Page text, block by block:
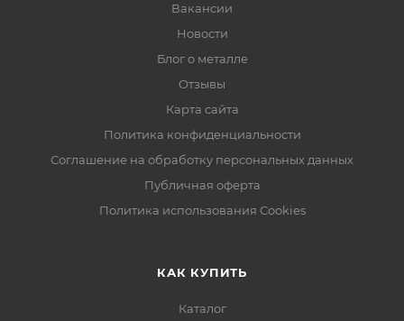
Вакансии
Новости
Блог о металле
Отзывы
Карта сайта
Политика конфиденциальности
Соглашение на обработку персональных данных
Публичная оферта
Политика использования Cookies
КАК КУПИТЬ
Каталог